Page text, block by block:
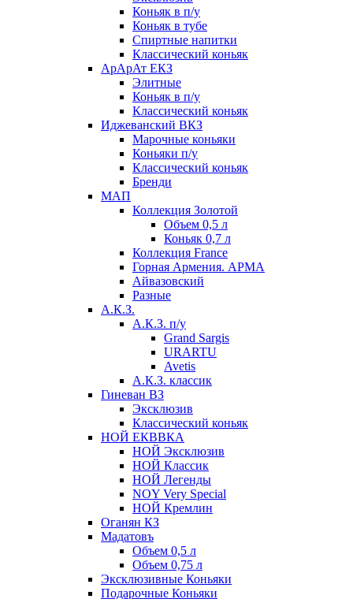
Коньяк в п/у
Коньяк в тубе
Спиртные напитки
Классический коньяк
АрАрАт ЕКЗ
Элитные
Коньяк в п/у
Классический коньяк
Иджеванский ВКЗ
Марочные коньяки
Коньяки п/у
Классический коньяк
Бренди
МАП
Коллекция Золотой
Объем 0,5 л
Коньяк 0,7 л
Коллекция France
Горная Армения. АРМА
Айвазовский
Разные
А.К.З.
А.К.З. п/у
Grand Sargis
URARTU
Avetis
А.К.З. классик
Гиневан ВЗ
Эксклюзив
Классический коньяк
НОЙ ЕКВВКА
НОЙ Эксклюзив
НОЙ Классик
НОЙ Легенды
NOY Very Speсial
НОЙ Кремлин
Оганян КЗ
Мадатовъ
Объем 0,5 л
Объем 0,75 л
Эксклюзивные Коньяки
Подарочные Коньяки